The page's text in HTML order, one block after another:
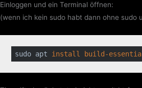
Einloggen und ein Terminal öffnen:
(wenn ich kein sudo habt dann ohne sudo
sudo apt install build-